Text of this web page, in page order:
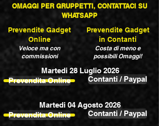
OMAGGI PER GRUPPETTI, CONTATTACI SU
WHATSAPP
Prevendite Gadget
Online
Veloce ma con
commissioni
Prevendite Gadget
in Contanti
Costa di meno e
possibili Omaggi!
Martedi 28 Luglio 2026
Prevendita Online
Contanti / Paypal
Martedi 04 Agosto 2026
Prevendita Online
Contanti / Paypal